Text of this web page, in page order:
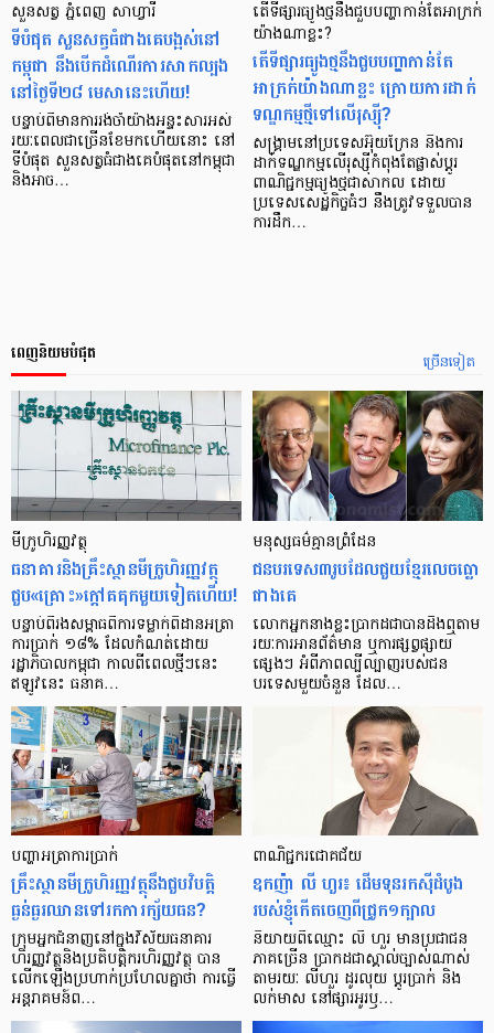
សួនសត្វ​ ភ្នំពេញ សាហ្វារី
ទីបំផុត សួន​សត្វ​​ធំ​ជាង​គេបង្អស់​នៅ​
កម្ពុជា នឹង​បើក​ដំណើរការ​សាកល្បង
នៅ​ថ្ងៃ​ទី​២៨ មេសា​នេះ​ហើយ!
បន្ទាប់​ពី​មាន​ការ​រង់ចាំ​យ៉ាង​អន្ទះសារ​អស់​
រយៈពេល​ជា​ច្រើន​ខែ​មក​ហើយ​នោះ នៅ​
ទី​បំផុត សួន​សត្វ​ធំ​ជាង​គេ​បំផុត​នៅ​កម្ពុជា
និង​អាច…
តើទីផ្សារធ្យូងថ្មនឹងជួបបញ្ហាកាន់តែអាក្រក់
យ៉ាងណាខ្លះ?
តើទីផ្សារធ្យូងថ្មនឹងជួបបញ្ហាកាន់តែ
អាក្រក់យ៉ាងណាខ្លះ ក្រោយការដាក់
ទណ្ឌកម្មថ្មីទៅលើរុស្ស៊ី?
សង្រ្គាមនៅប្រទេសអ៊ុយក្រែន និងការ
ដាក់ទណ្ឌកម្មលើរុស្ស៊ីកំពុងតែផ្លាស់ប្តូរ
ពាណិជ្ជកម្មធ្យូងថ្មជាសាកល ដោយ
ប្រទេសសេដ្ឋកិច្ចធំៗ នឹងត្រូវទទួលបាន
ការដឹក…
ច្រើនទៀត
ពេញនិយមបំផុត
មីក្រូ​ហិរញ្ញវត្ថុ
ធនាគារ​និង​គ្រឹះស្ថាន​មីក្រូ​ហិរញ្ញវត្ថុ​
ជួប«គ្រោះ»ក្តៅ​គគុក​មួយ​ទៀត​ហើយ!
បន្ទាប់​ពី​រង​សម្ពាធ​​ពី​ការ​ទម្លាក់​ពិដាន​អត្រា​
ការ​ប្រាក់ ១៨​% ដែល​កំណត់​ដោយ​
រដ្ឋាភិបាល​កម្ពុជា កាល​ពី​ពេល​ថ្មីៗ​នេះ
ឥឡូវ​នេះ ធនាគ…
មនុស្ស​ធម៌​គ្មាន​ព្រំដែន
ជន​បរទេស​៣​រូប​ដែល​ជួយ​ខ្មែរ​លេច​ធ្លោ​
ជាង​គេ
លោកអ្នក​នាង​ខ្លះ​ប្រាកដ​ជា​បាន​​ដឹង​ឮ​តាម​
រយៈ​ការ​អាន​ព័ត៌មាន ឬ​ការ​ផ្សព្វផ្សាយ​
ផ្សេងៗ អំពី​ភាព​ល្បីល្បាញ​របស់​ជន​
បរទេស​មួយ​ចំនួន ដែល…
បញ្ហា​អត្រា​ការប្រាក់
គ្រឹះស្ថាន​មីក្រូ​ហិរញ្ញវត្ថុ​នឹង​ជួប​វិបត្តិ​
ធ្ងន់ធ្ងរ​ឈាន​ទៅ​រក​ការ​ក្ស័យធន?
ក្រុម​អ្នក​ជំនាញ​នៅ​ក្នុង​វិស័យ​ធនាគារ
ហិរញ្ញវត្ថុ​និង​ប្រតិបត្តិករ​ហិរញ្ញ​វត្ថុ បាន​​
លើក​ឡើង​ប្រហាក់​ប្រហែល​គ្នា​ថា ការ​ធ្វើ​
អន្តរាគមន៍​ព…
ពាណិជ្ជករជោគជ័យ
ឧកញ៉ា លី ហួរ៖ ដើមទុនរកស៊ីដំបូង
របស់ខ្ញុំកើតចេញពីជ្រូក១ក្បាល
និយាយ​ពី​ឈ្មោះ លី ហួរ មាន​ប្រជាជន​
ភាគ​ច្រើន ប្រាកដ​ជា​ស្គាល់​ច្បាស់​ណាស់
តាមរយៈ លីហួរ ដូរ​លុយ ប្តូរ​បា្រក់ និង​
លក់​មាស នៅ​ផ្សារ​អូរ​ឫ…